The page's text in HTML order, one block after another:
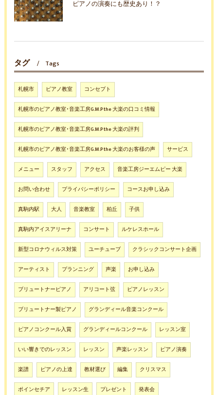
ピアノの演奏にも歴史あり！？
タグ Tags
札幌市 ピアノ教室 コンセプト
札幌市のピアノ教室･音楽工房G.M.P the 大楽の口コミ情報
札幌市のピアノ教室･音楽工房G.M.P the 大楽の評判
札幌市のピアノ教室･音楽工房G.M.P the 大楽のお客様の声 サービス
メニュー スタッフ アクセス 音楽工房ジーエムピー 大楽
お問い合わせ プライバシーポリシー コースお申し込み
真駒内駅 大人 音楽教室 柏丘 子供
真駒内アイスアリーナ コンサート ルケレスホール
新型コロナウィルス対策 ユーチューブ クラシックコンサート企画
アーティスト プランニング 声楽 お申し込み
ブリュートナーピアノ アリコート弦 ピアノレッスン
ブリュートナー製ピアノ グランディール音楽コンクール
ピアノコンクール入賞 グランディールコンクール レッスン室
いい響きでのレッスン レッスン 声楽レッスン ピアノ演奏
楽譜 ピアノの上達 教材選び 編集 クリスマス
ポインセチア レッスン生 プレゼント 発表会